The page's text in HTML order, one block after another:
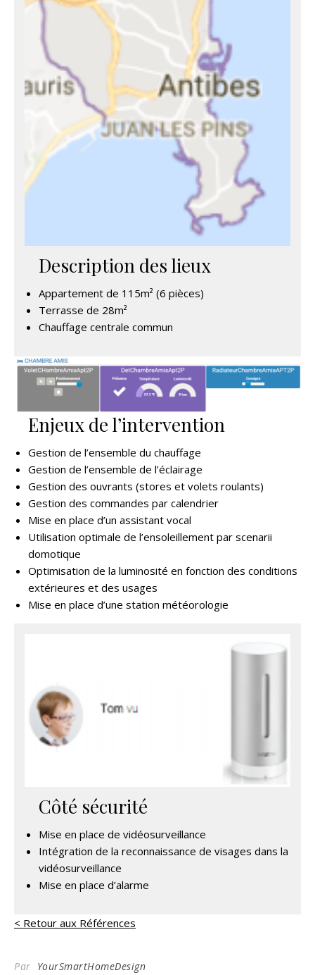
Description des lieux
Appartement de 115m² (6 pièces)
Terrasse de 28m²
Chauffage centrale commun
Enjeux de l’intervention
Gestion de l’ensemble du chauffage
Gestion de l’ensemble de l’éclairage
Gestion des ouvrants (stores et volets roulants)
Gestion des commandes par calendrier
Mise en place d’un assistant vocal
Utilisation optimale de l’ensoleillement par scenarii
domotique
Optimisation de la luminosité en fonction des conditions
extérieures et des usages
Mise en place d’une station météorologie
Côté sécurité
Mise en place de vidéosurveillance
Intégration de la reconnaissance de visages dans la
vidéosurveillance
Mise en place d’alarme
< Retour aux Références
Par YourSmartHomeDesign